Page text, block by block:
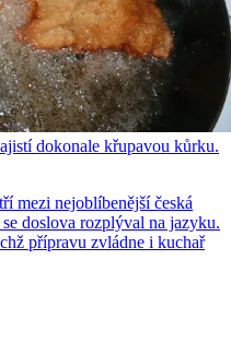
dokonale křupavou kůrku.
mezi nejoblíbenější česká
doslova rozplýval na jazyku.
přípravu zvládne i kuchař